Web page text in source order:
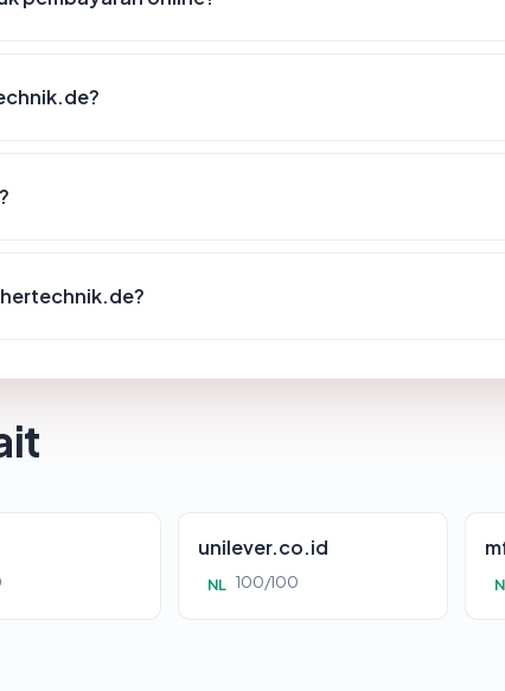
unilever.co.id
NL 100/100